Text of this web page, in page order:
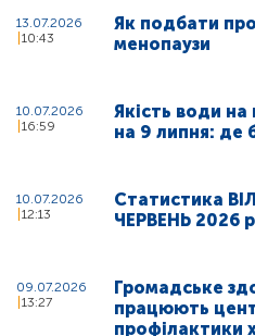
13.07.2026
10:43
Як подбати
менопаузи
10.07.2026
16:59
Якість води
на 9 липня: де
10.07.2026
12:13
Статистика
ЧЕРВЕНЬ 2026
09.07.2026
13:27
Громадське
працюють
профілактики